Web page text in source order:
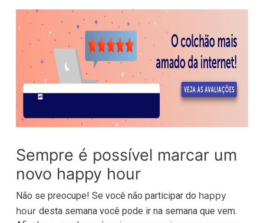
Sempre é possível marcar um
novo happy hour
Não se preocupe! Se você não participar do happy
hour desta semana você pode ir na semana que vem.